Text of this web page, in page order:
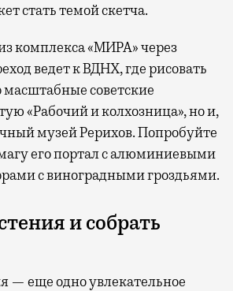
стать темой скетча.
комплекса «МИРА» через
ведет к ВДНХ, где рисовать
советские
«Рабочий и колхозница», но и,
музей Рерихов. Попробуйте
его портал с алюминиевыми
с виноградными гроздьями.
и собрать
— еще одно увлекательное